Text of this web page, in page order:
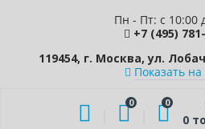
Пн - Пт: с 10:00
+7 (495)
119454, г. Москва, ул.
Показать на
0 0
0